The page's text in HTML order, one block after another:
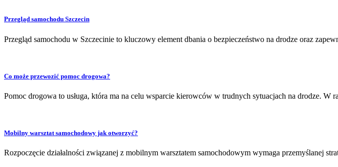
Przegląd samochodu Szczecin
Przegląd samochodu w Szczecinie to kluczowy element dbania o bezpieczeństwo na drodze oraz
Co może przewozić pomoc drogowa?
Pomoc drogowa to usługa, która ma na celu wsparcie kierowców w trudnych sytuacjach na drodze. W
Mobilny warsztat samochodowy jak otworzyć?
Rozpoczęcie działalności związanej z mobilnym warsztatem samochodowym wymaga przemyślanej